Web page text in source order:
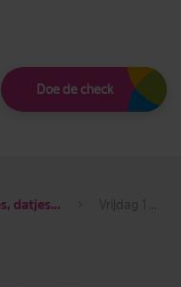
Doe de check
Ditjes, datjes & dagdraad